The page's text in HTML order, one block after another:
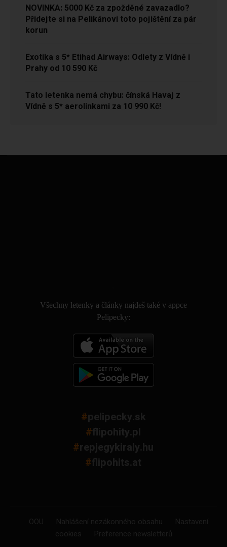
NOVINKA: 5000 Kč za zpožděné zavazadlo?
Přidejte si na Pelikánovi toto pojištění za pár
korun
Exotika s 5* Etihad Airways: Odlety z Vídně i
Prahy od 10 590 Kč
Tato letenka nemá chybu: čínská Havaj z
Vídně s 5* aerolinkami za 10 990 Kč!
Všechny letenky a články najdeš také v appce
Pelipecky:
#pelipecky.sk
#flipohity.pl
#repjegykiraly.hu
#flipohits.at
OOU Nahlášení nezákonného obsahu
Nastavení
cookies
Preference newsletterů